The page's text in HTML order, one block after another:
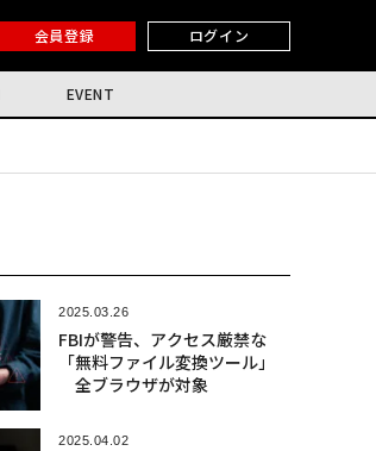
会員登録 ログイン
EVENT
2025.03.26
FBIが警告、アクセス厳禁な
「無料ファイル変換ツール」
全ブラウザが対象
2025.04.02